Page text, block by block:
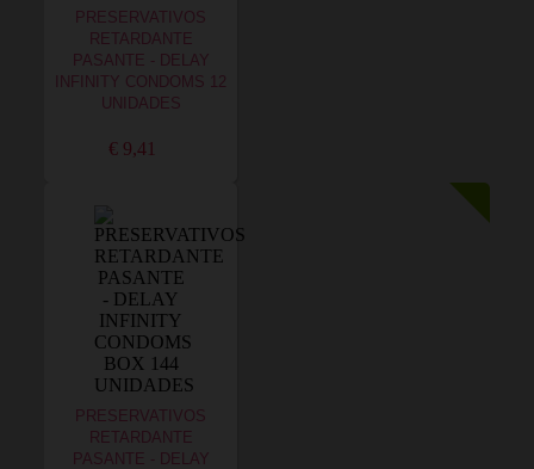
PRESERVATIVOS
RETARDANTE
PASANTE - DELAY
INFINITY CONDOMS 12
UNIDADES
€ 9,41
PRESERVATIVOS
RETARDANTE
PASANTE - DELAY